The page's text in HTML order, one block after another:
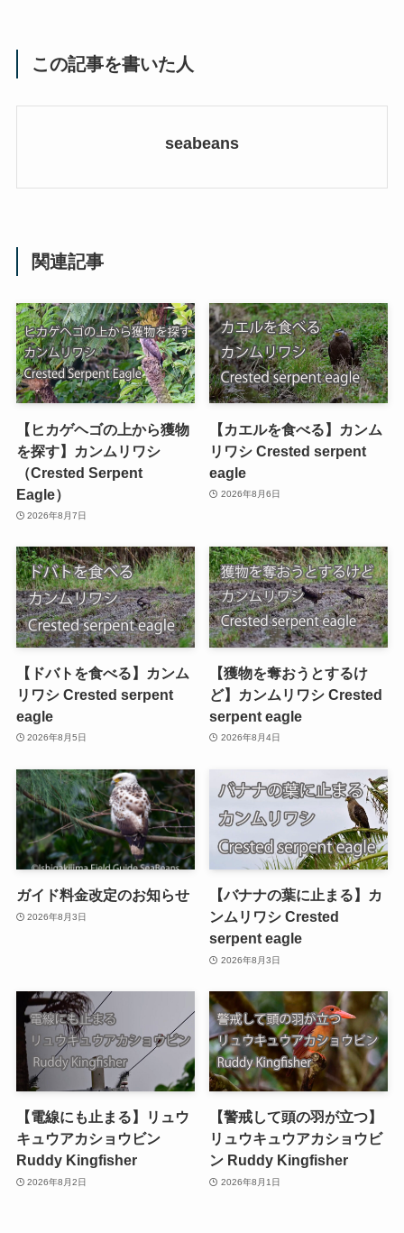
この記事を書いた人
seabeans
関連記事
【ヒカゲヘゴの上から獲物
を探す】カンムリワシ
（Crested Serpent
Eagle）
2026年8月7日
【カエルを食べる】カンム
リワシ Crested serpent
eagle
2026年8月6日
【ドバトを食べる】カンム
リワシ Crested serpent
eagle
2026年8月5日
【獲物を奪おうとするけ
ど】カンムリワシ Crested
serpent eagle
2026年8月4日
ガイド料金改定のお知らせ
2026年8月3日
【バナナの葉に止まる】カ
ンムリワシ Crested
serpent eagle
2026年8月3日
【電線にも止まる】リュウ
キュウアカショウビン
Ruddy Kingfisher
2026年8月2日
【警戒して頭の羽が立つ】
リュウキュウアカショウビ
ン Ruddy Kingfisher
2026年8月1日